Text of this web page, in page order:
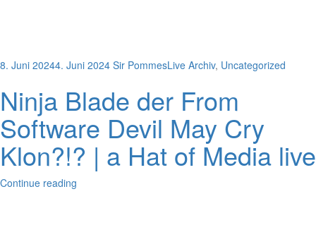
8. Juni 20244. Juni 2024 Sir PommesLive Archiv, Uncategorized
Ninja Blade der From
Software Devil May Cry
Klon?!? | a Hat of Media live
Continue reading